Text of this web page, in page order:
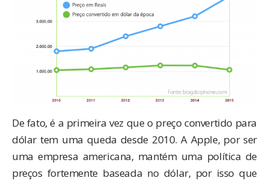
De fato, é a primeira vez que o preço convertido para
dólar tem uma queda desde 2010. A Apple, por ser
uma empresa americana, mantém uma política de
preços fortemente baseada no dólar, por isso que